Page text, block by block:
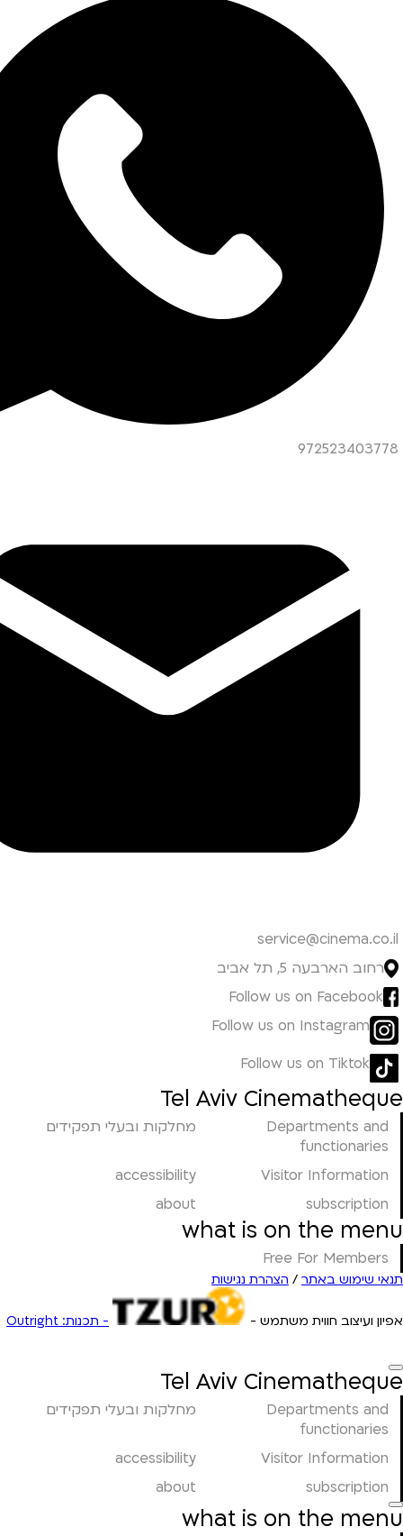
972523403778
service@cinema.co.il
רחוב הארבעה 5, תל אביב
Follow us on Facebook
Follow us on Instagram
Follow us on Tiktok
Tel Aviv Cinematheque
Departments and
functionaries
מחלקות ובעלי תפקידים
Visitor Information
accessibility
subscription
about
what is on the menu
Free For Members
תנאי שימוש באתר / הצהרת נגישות
אפיון ועיצוב חווית משתמש - - תכנות: Outright
Tel Aviv Cinematheque
Departments and
functionaries
מחלקות ובעלי תפקידים
Visitor Information
accessibility
subscription
about
what is on the menu